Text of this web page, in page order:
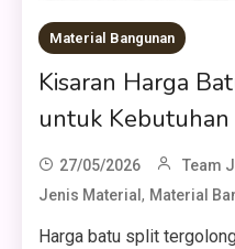
Material Bangunan
Kisaran Harga
untuk
27/05/2026 Team
Jenis Material, Material
Harga batu split